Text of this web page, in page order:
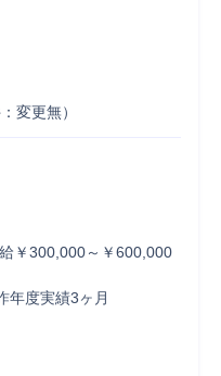
変更無）
￥300,000～￥600,000
年度実績3ヶ月